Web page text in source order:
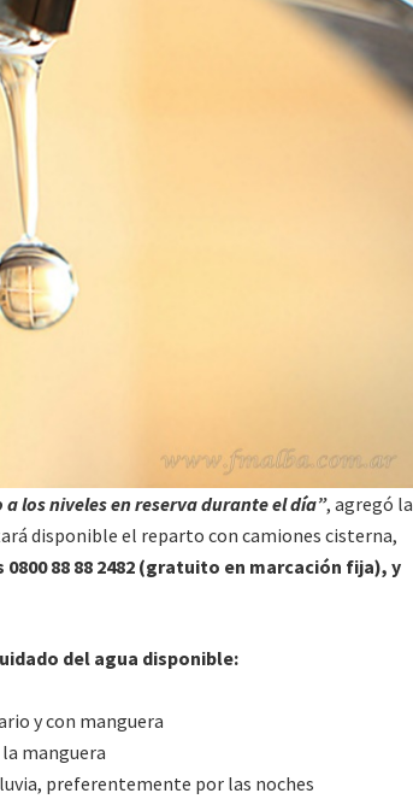
los niveles en reserva durante el día”, agregó la
disponible el reparto con camiones cisterna,
0800 88 88 2482 (gratuito en marcación fija), y
del agua disponible:
y con manguera
manguera
preferentemente por las noches